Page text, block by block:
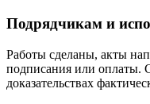
Подрядчикам и
Работы сделаны, акты
подписания или оплаты.
доказательствах